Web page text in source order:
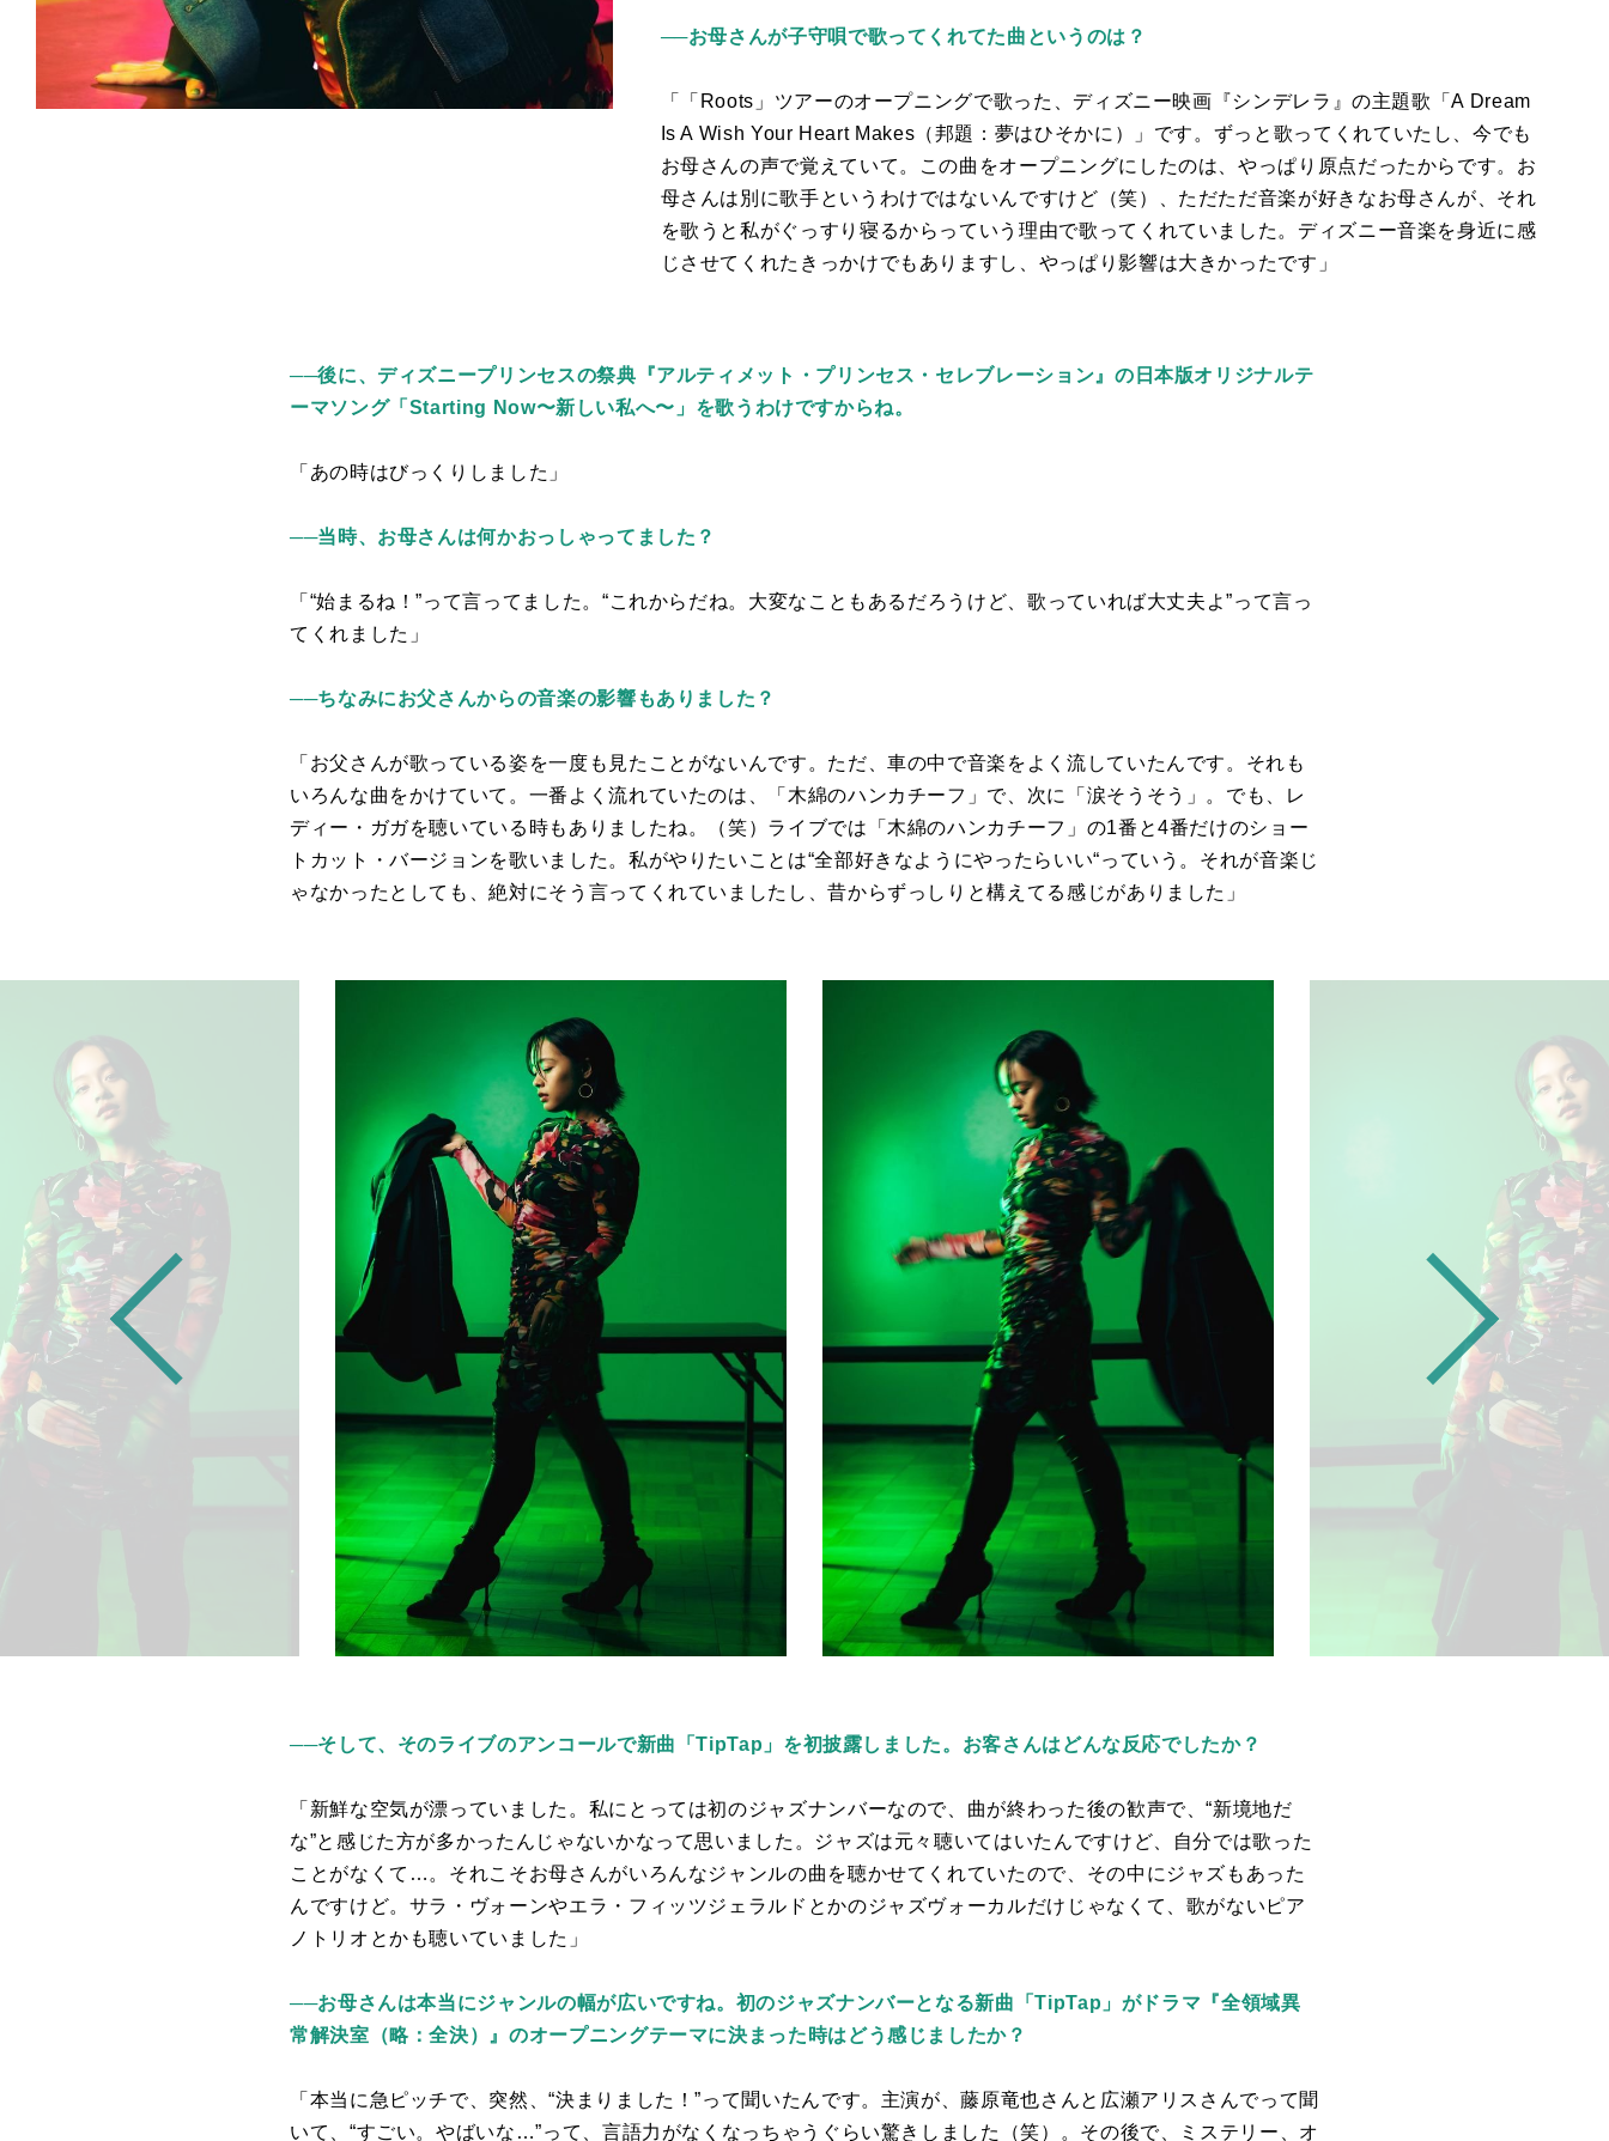
──お母さんが子守唄で歌ってくれてた曲というのは？
「「 Roots 」ツアーのオープニングで歌った、ディズニー映画『シンデレラ』の主題歌「A Dream
Is A Wish Your Heart Makes （邦題：夢はひそかに）」です。ずっと歌ってくれていたし、今でも
お母さんの声で覚えていて。この曲をオープニングにしたのは、やっぱり原点だったからです。お
母さんは別に歌手というわけではないんですけど（笑）、ただただ音楽が好きなお母さんが、それ
を歌うと私がぐっすり寝るからっていう理由で歌ってくれていました。ディズニー音楽を身近に感
じさせてくれたきっかけでもありますし、やっぱり影響は大きかったです」
──後に、ディズニープリンセスの祭典『アルティメット・プリンセス・セレブレーション』の日本版オリジナルテ
ーマソング「Starting Now〜新しい私へ〜」を歌うわけですからね。
「あの時はびっくりしました」
──当時、お母さんは何かおっしゃってました？
「“始まるね！”って言ってました。“これからだね。大変なこともあるだろうけど、歌っていれば大丈夫よ”って言っ
てくれました」
──ちなみにお父さんからの音楽の影響もありました？
「お父さんが歌っている姿を一度も見たことがないんです。ただ、車の中で音楽をよく流していたんです。それも
いろんな曲をかけていて。一番よく流れていたのは、「木綿のハンカチーフ」で、次に「涙そうそう」。でも、レ
ディー・ガガを聴いている時もありましたね。（笑）ライブでは「木綿のハンカチーフ」の1番と4番だけのショー
トカット・バージョンを歌いました。私がやりたいことは“全部好きなようにやったらいい“っていう。それが音楽じ
ゃなかったとしても、絶対にそう言ってくれていましたし、昔からずっしりと構えてる感じがありました」
──そして、そのライブのアンコールで新曲「TipTap」を初披露しました。お客さんはどんな反応でしたか？
「新鮮な空気が漂っていました。私にとっては初のジャズナンバーなので、曲が終わった後の歓声で、“新境地だ
な”と感じた方が多かったんじゃないかなって思いました。ジャズは元々聴いてはいたんですけど、自分では歌った
ことがなくて…。それこそお母さんがいろんなジャンルの曲を聴かせてくれていたので、その中にジャズもあった
んですけど。サラ・ヴォーンやエラ・フィッツジェラルドとかのジャズヴォーカルだけじゃなくて、歌がないピア
ノトリオとかも聴いていました」
──お母さんは本当にジャンルの幅が広いですね。初のジャズナンバーとなる新曲「TipTap」がドラマ『全領域異
常解決室（略：全決）』のオープニングテーマに決まった時はどう感じましたか？
「本当に急ピッチで、突然、“決まりました！”って聞いたんです。主演が、藤原竜也さんと広瀬アリスさんでって聞
いて、“すごい。やばいな…”って、言語力がなくなっちゃうぐらい驚きしました（笑）。その後で、ミステリー、オ